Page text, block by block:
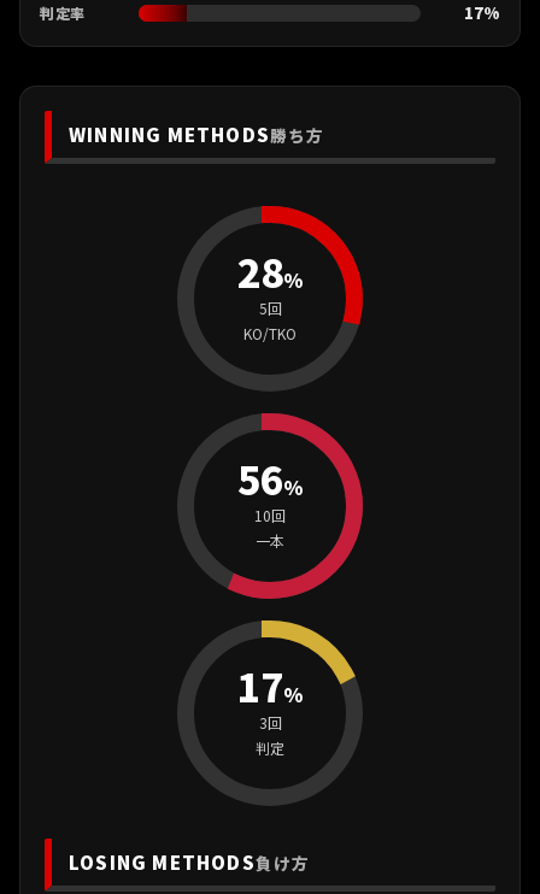
判定率 17%
WINNING METHODS勝ち方
28%
5回
KO/TKO
56%
10回
一本
17%
3回
判定
LOSING METHODS負け方